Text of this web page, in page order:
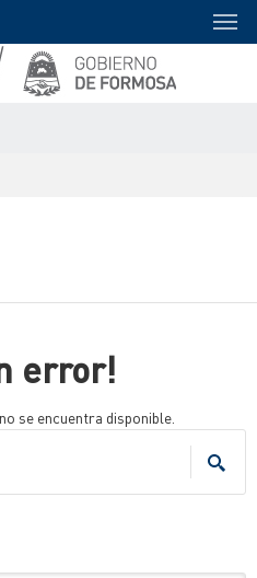
error!
se encuentra disponible.